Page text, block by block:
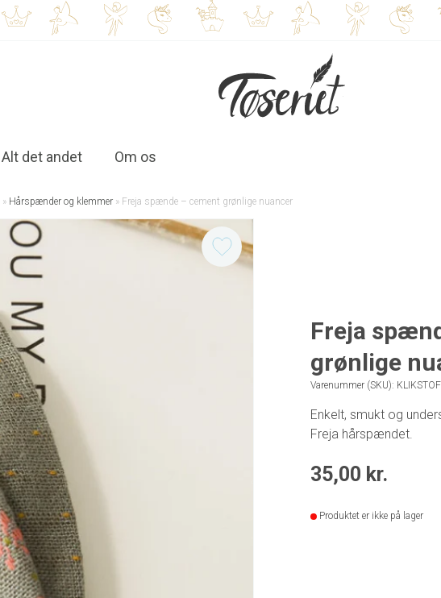
Alt det andet Om os
» Hårspænder og klemmer» Freja spænde – cement grønlige nuancer
Freja
grønlige
Varenummer (SKU):
Enkelt, smukt og
Freja hårspændet.
35,00 kr.
Produktet er ikke på lager